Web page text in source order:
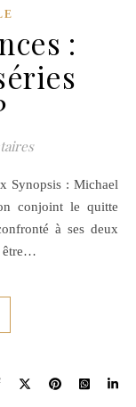
:
conjoint le quitte
à ses deux
être…